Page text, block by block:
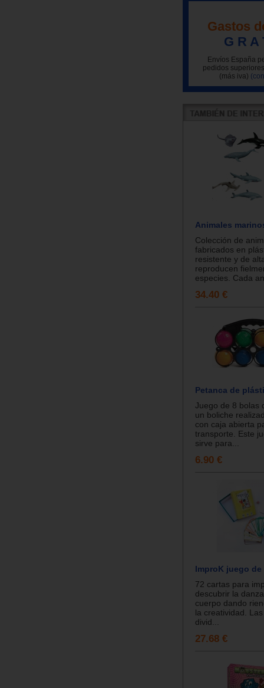
Gastos
G R A
Envíos España
pedidos
(más iva)
Animales
Colección de
fabricados en
resistente y de
reproducen
especies. Cada
34.40 €
Petanca de
Juego de 8 bolas
un boliche
con caja abierta
transporte. Este
sirve para...
6.90 €
ImproK juego de
72 cartas para
descubrir la
cuerpo dando
la creatividad.
divid...
27.68 €